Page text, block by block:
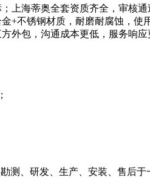
上海蒂奥全套资质齐全，审核通
+不锈钢材质，耐磨耐腐蚀，使
外包，沟通成本更低，服务响应
、研发、生产、安装、售后于